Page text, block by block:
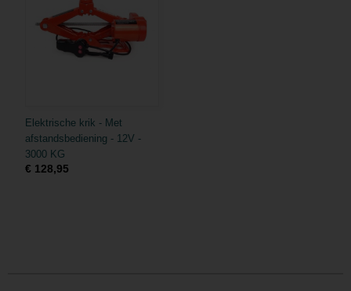
Elektrische krik - Met
afstandsbediening - 12V -
3000 KG
€ 128,95